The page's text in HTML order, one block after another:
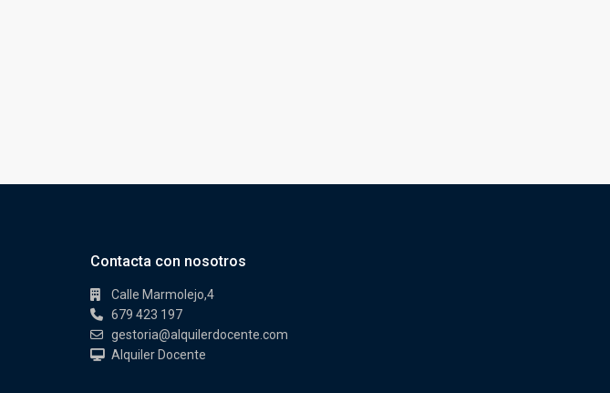
Contacta con nosotros
Calle Marmolejo,4
679 423 197
gestoria@alquilerdocente.com
Alquiler Docente